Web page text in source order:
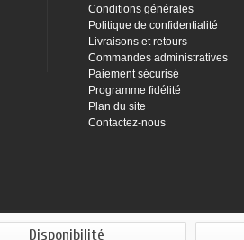
Conditions générales
Politique de confidentialité
Livraisons et retours
Commandes administratives
Paiement sécurisé
Programme fidélité
Plan du site
Contactez-nous
Disponibilité